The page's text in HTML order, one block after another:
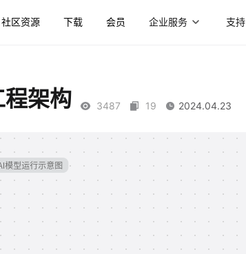
社区资源 下载 会员 企业服务 支持
架构 3487 19 2024.04.23